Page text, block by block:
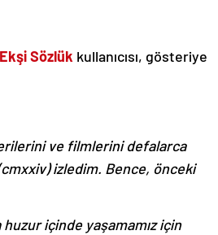
Ekşi Sözlük kullanıcısı, gösteriye
ve filmlerini defalarca
izledim. Bence, önceki
içinde yaşamamız için